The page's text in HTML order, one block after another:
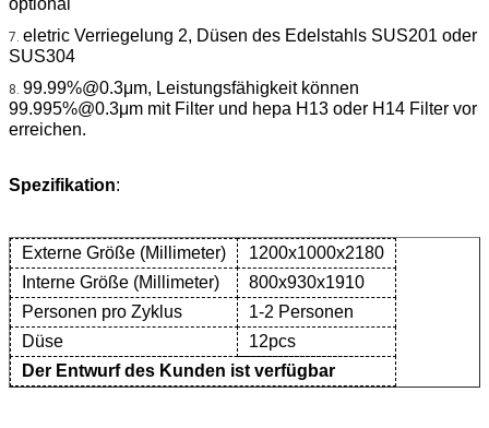
7. eletric Verriegelung 2, Düsen des Edelstahls SUS201 oder
SUS304
8. 99.99%@0.3μm, Leistungsfähigkeit können
99.995%@0.3μm mit Filter und hepa H13 oder H14 Filter vor
erreichen.
Spezifikation:
Externe Größe (Millimeter)
1200x1000x2180
Interne Größe (Millimeter)
800x930x1910
Personen pro Zyklus
1-2 Personen
Düse
12pcs
Der Entwurf des Kunden ist verfügbar